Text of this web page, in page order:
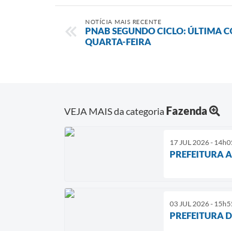
NOTÍCIA MAIS RECENTE
PNAB SEGUNDO CICLO: ÚLTIMA
QUARTA-FEIRA
VEJA MAIS da categoria Fazenda
17 JUL 2026 -
PREFEITURA
03 JUL 2026 -
PREFEITURA